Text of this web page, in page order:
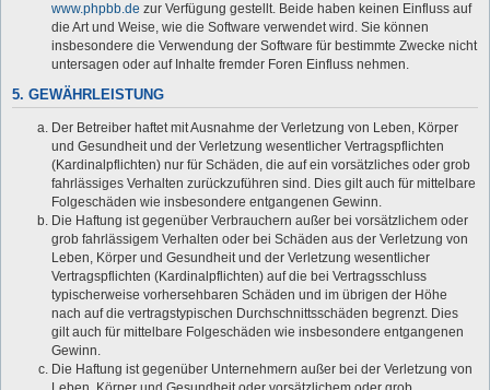
www.phpbb.de zur Verfügung gestellt. Beide haben keinen Einfluss auf
die Art und Weise, wie die Software verwendet wird. Sie können
insbesondere die Verwendung der Software für bestimmte Zwecke nicht
untersagen oder auf Inhalte fremder Foren Einfluss nehmen.
5. GEWÄHRLEISTUNG
Der Betreiber haftet mit Ausnahme der Verletzung von Leben, Körper
und Gesundheit und der Verletzung wesentlicher Vertragspflichten
(Kardinalpflichten) nur für Schäden, die auf ein vorsätzliches oder grob
fahrlässiges Verhalten zurückzuführen sind. Dies gilt auch für mittelbare
Folgeschäden wie insbesondere entgangenen Gewinn.
Die Haftung ist gegenüber Verbrauchern außer bei vorsätzlichem oder
grob fahrlässigem Verhalten oder bei Schäden aus der Verletzung von
Leben, Körper und Gesundheit und der Verletzung wesentlicher
Vertragspflichten (Kardinalpflichten) auf die bei Vertragsschluss
typischerweise vorhersehbaren Schäden und im übrigen der Höhe
nach auf die vertragstypischen Durchschnittsschäden begrenzt. Dies
gilt auch für mittelbare Folgeschäden wie insbesondere entgangenen
Gewinn.
Die Haftung ist gegenüber Unternehmern außer bei der Verletzung von